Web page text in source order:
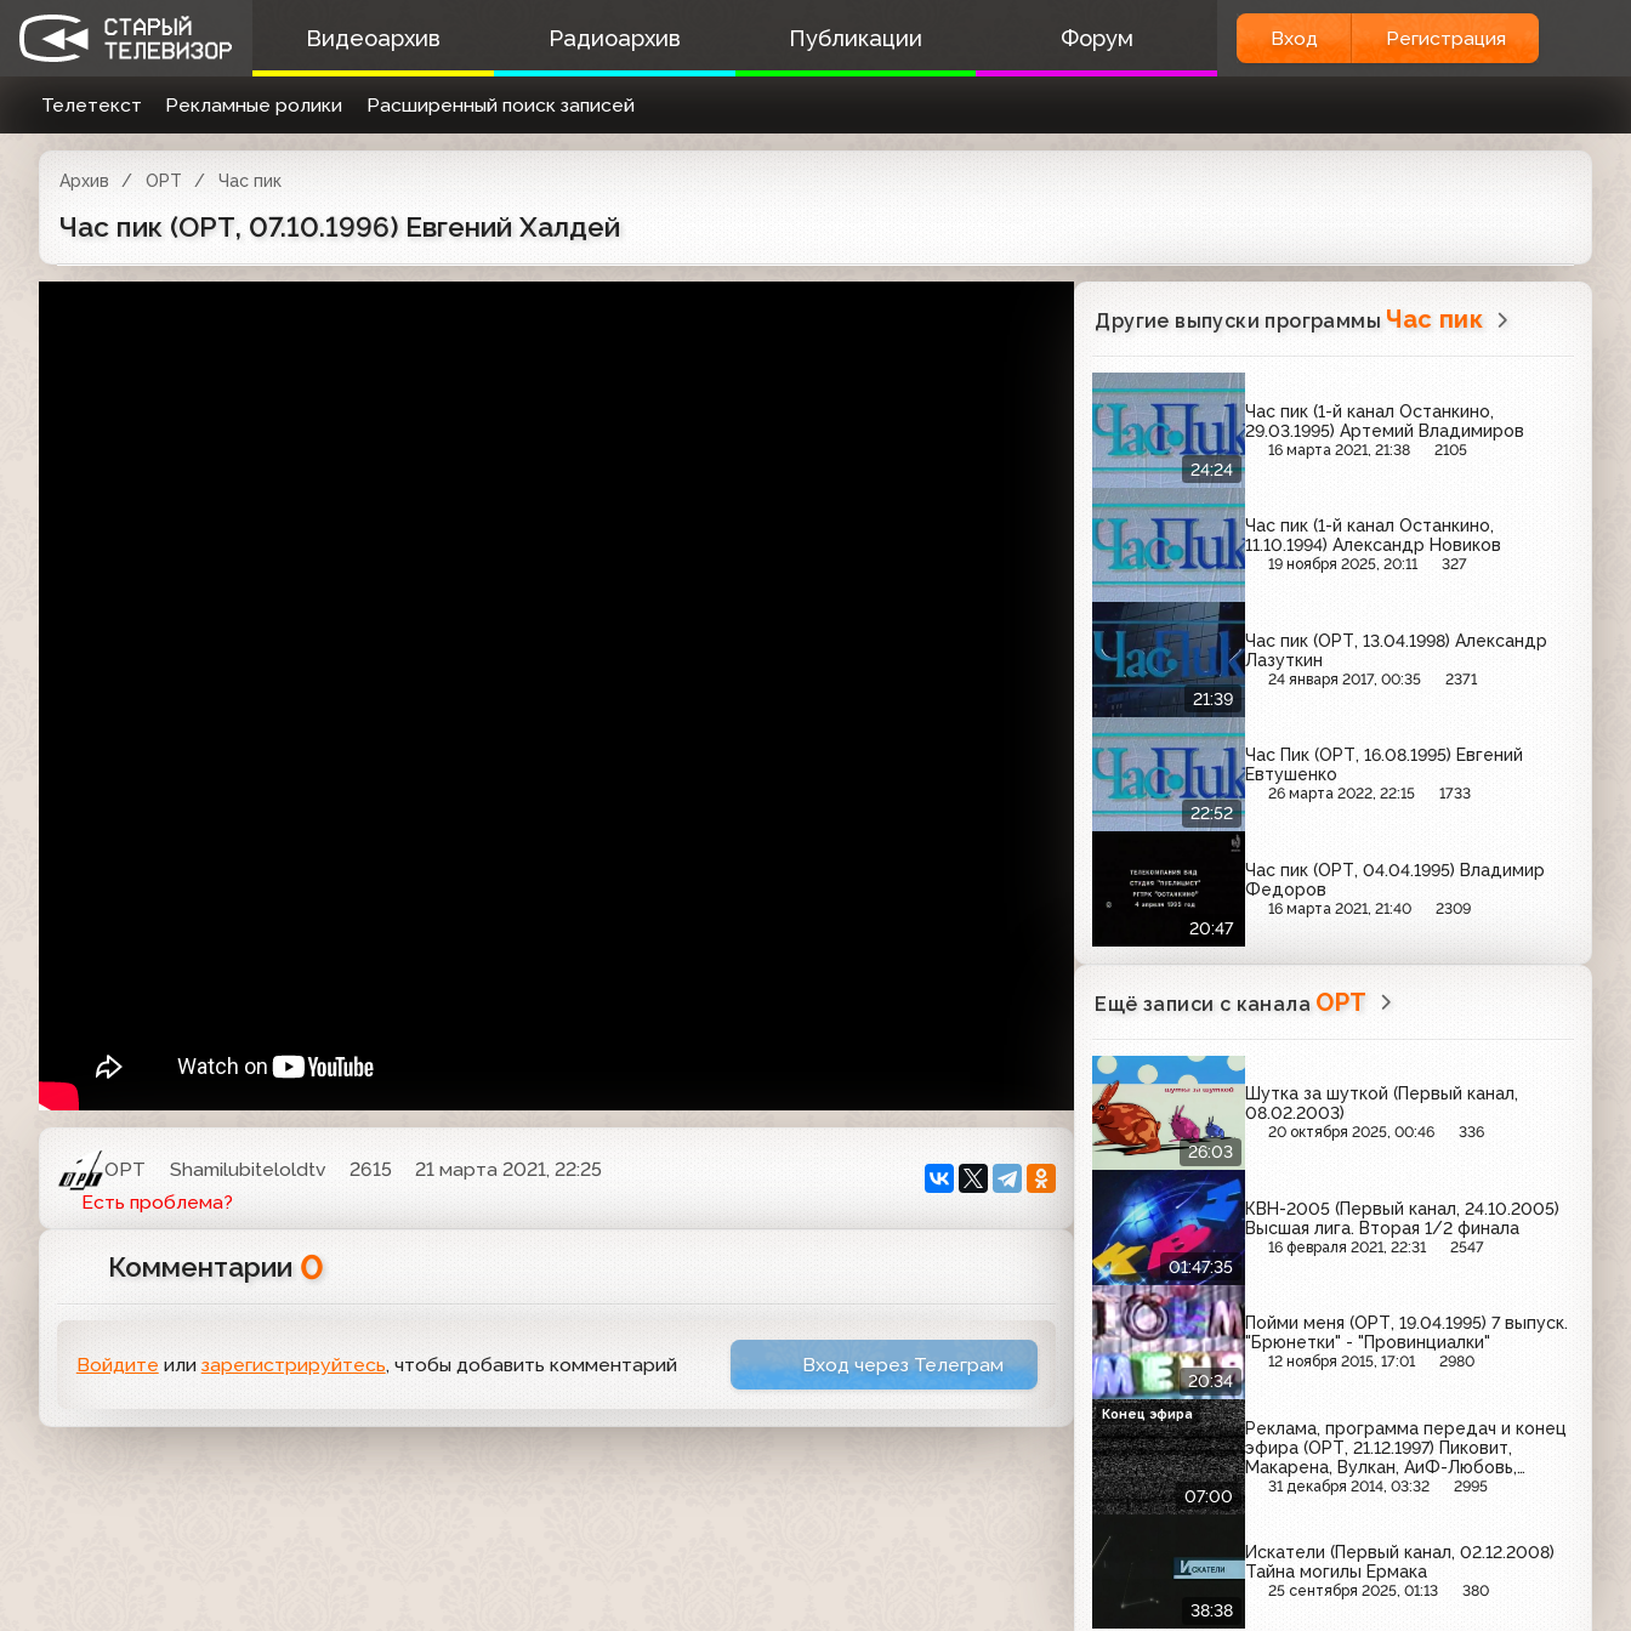
Видеоархив Радиоархив Публикации Форум Вход Регистрация
Телетекст Рекламные ролики Расширенный поиск записей
Архив ОРТ Час пик
Час пик (ОРТ, 07.10.1996) Евгений Халдей
ОРТ Shamilubiteloldtv 2615
21 марта 2021, 22:25
Есть проблема?
Комментарии 0
Войдите или зарегистрируйтесь, чтобы добавить комментарий Вход через Телеграм
Другие выпуски программы Час пик
24:24
Час пик (1-й канал Останкино,
29.03.1995) Артемий Владимиров
16 марта 2021, 21:38 2105
Час пик (1-й канал Останкино,
11.10.1994) Александр Новиков
19 ноября 2025, 20:11 327
21:39
Час пик (ОРТ, 13.04.1998) Александр
Лазуткин
24 января 2017, 00:35 2371
22:52
Час Пик (ОРТ, 16.08.1995) Евгений
Евтушенко
26 марта 2022, 22:15 1733
20:47
Час пик (ОРТ, 04.04.1995) Владимир
Федоров
16 марта 2021, 21:40 2309
Ещё записи с канала ОРТ
26:03
Шутка за шуткой (Первый канал,
08.02.2003)
20 октября 2025, 00:46 336
01:47:35
КВН-2005 (Первый канал, 24.10.2005)
Высшая лига. Вторая 1/2 финала
16 февраля 2021, 22:31 2547
20:34
Пойми меня (ОРТ, 19.04.1995) 7 выпуск.
"Брюнетки" - "Провинциалки"
12 ноября 2015, 17:01 2980
07:00
Реклама, программа передач и конец
эфира (ОРТ, 21.12.1997) Пиковит,
Макарена, Вулкан, АиФ-Любовь,
Atlanta, Аргументы и факты,
31 декабря 2014, 03:32 2995
Конец эфира
38:38
Искатели (Первый канал, 02.12.2008)
Тайна могилы Ермака
25 сентября 2025, 01:13 380